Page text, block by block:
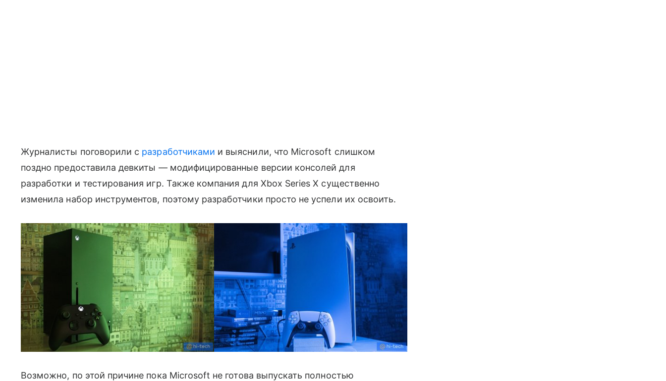
Журналисты поговорили с разработчиками и выяснили, что Microsoft слишком
поздно предоставила девкиты — модифицированные версии консолей для
разработки и тестирования игр. Также компания для Xbox Series X существенно
изменила набор инструментов, поэтому разработчики просто не успели их освоить.
Возможно, по этой причине пока Microsoft не готова выпускать полностью